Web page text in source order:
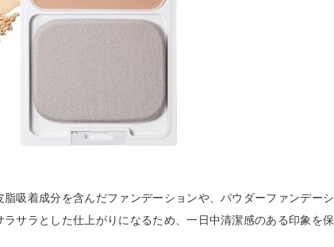
吸着成分を含んだファンデーションや、パウダーファンデーシ
サラとした仕上がりになるため、一日中清潔感のある印象を保